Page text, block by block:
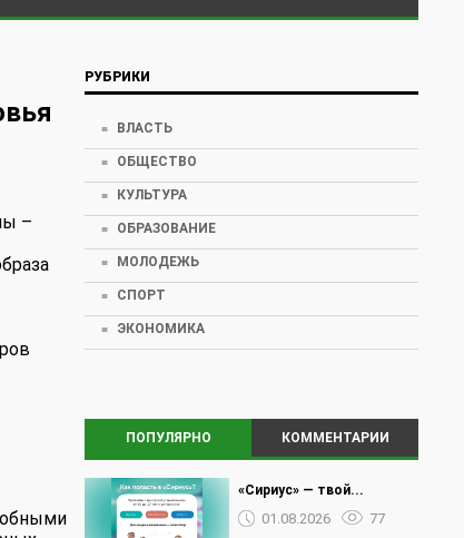
–
РУБРИКИ
ВЛАСТЬ
ОБЩЕСТВО
КУЛЬТУРА
ОБРАЗОВАНИЕ
МОЛОДЕЖЬ
СПОРТ
ЭКОНОМИКА
ПОПУЛЯРНО КОММЕНТАРИИ
«Сириус» — твой...
01.08.2026 77